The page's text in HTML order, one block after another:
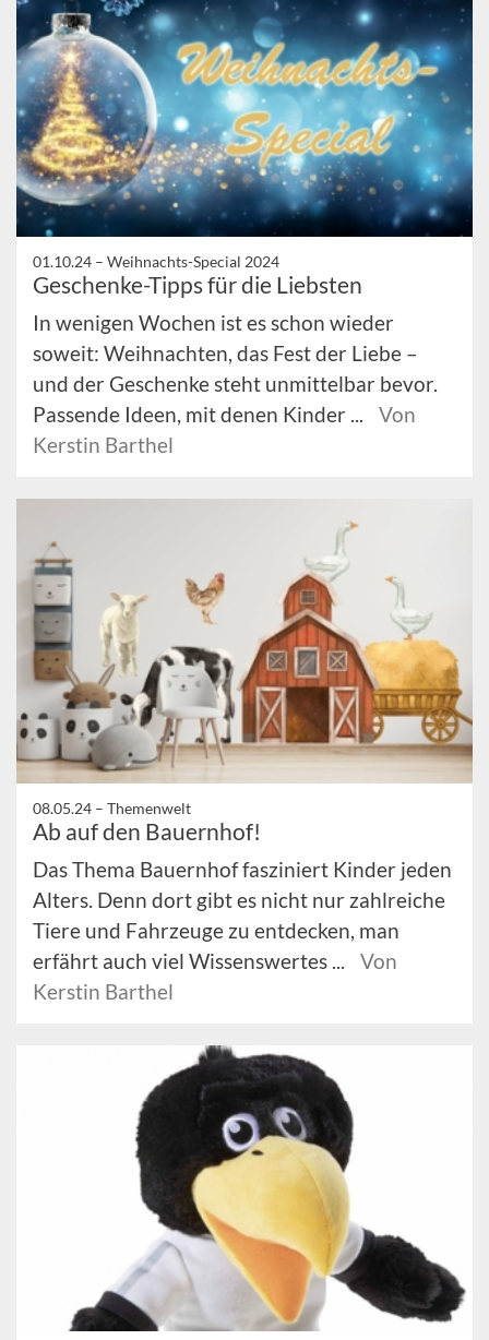
01.10.24 – Weihnachts-Special 2024
Geschenke-Tipps für die Liebsten
In wenigen Wochen ist es schon wieder
soweit: Weihnachten, das Fest der Liebe –
und der Geschenke steht unmittelbar bevor.
Passende Ideen, mit denen Kinder ...
Von
Kerstin Barthel
08.05.24 – Themenwelt
Ab auf den Bauernhof!
Das Thema Bauernhof fasziniert Kinder jeden
Alters. Denn dort gibt es nicht nur zahlreiche
Tiere und Fahrzeuge zu entdecken, man
erfährt auch viel Wissenswertes ...
Von
Kerstin Barthel